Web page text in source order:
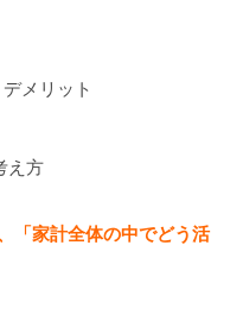
メリット
え方
「家計全体の中でどう活